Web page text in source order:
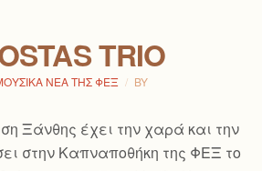
TRIO
ΝΈΑ ΤΗΣ ΦΕΞ BY
Ξάνθης έχει την χαρά και την
στην Καπναποθήκη της ΦΕΞ το